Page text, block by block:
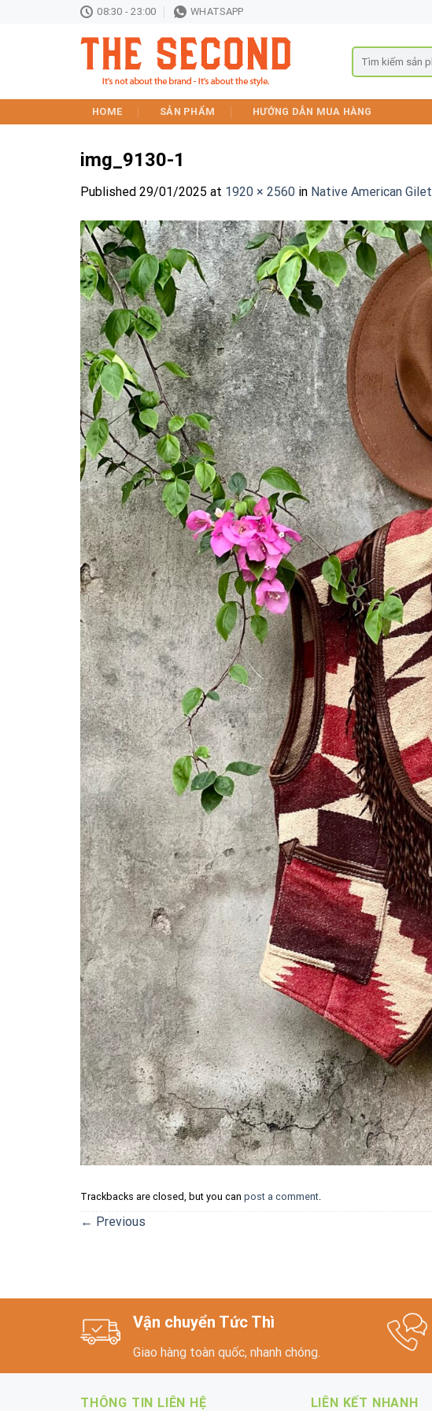
08:30 - 23:00 WHATSAPP
HOME SẢN PHẨM HƯỚNG DẪN MUA HÀNG
img_9130-1
Published 29/01/2025 at 1920 × 2560 in Native American Gilet
Trackbacks are closed, but you can post a comment.
← Previous
Vận chuyển Tức Thì
Giao hàng toàn quốc, nhanh chóng.
THÔNG TIN LIÊN HỆ LIÊN KẾT NHANH